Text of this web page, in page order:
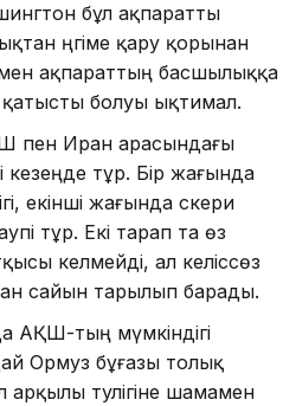
бұл ақпаратты
әңгіме қару қорынан
мен ақпараттың басшылыққа
қатысты болуы ықтимал.
пен Иран арасындағы
кезеңде тұр. Бір жағында
екінші жағында әскери
тұр. Екі тарап та өз
келмейді, ал келіссөз
сайын тарылып барады.
АҚШ-тың мүмкіндігі
Ормуз бұғазы толық
тәулігіне шамамен